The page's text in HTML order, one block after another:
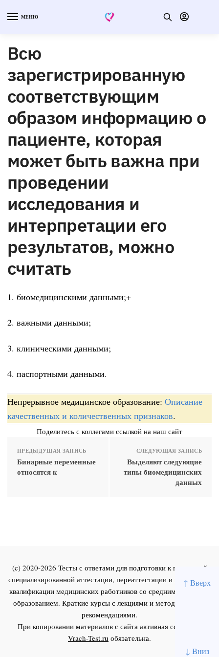
↑ Вверх
↓ Вниз
МЕНЮ
Всю
зарегистрированную
соответствующим
образом информацию о
пациенте, которая
может быть важна при
проведении
исследования и
интерпретации его
результатов, можно
считать
1. биомедицинскими данными;+
2. важными данными;
3. клиническими данными;
4. паспортными данными.
Непрерывное медицинское образование: Описание
качественных и количественных признаков.
Поделитесь с коллегами ссылкой на наш сайт
ПРЕДЫДУЩАЯ ЗАПИСЬ
Бинарные переменные
относятся к
СЛЕДУЮЩАЯ ЗАПИСЬ
Выделяют следующие
типы биомедицинских
данных
(c) 2020-2026 Тесты с ответами для подготовки к первичной
специализированной аттестации, переаттестации и повышения
квалификации медицинских работников со средним и высшим
образованием. Краткие курсы с лекциями и методическими
рекомендациями.
При копировании материалов с сайта активная ссылка на
Vrach-Test.ru обязательна.